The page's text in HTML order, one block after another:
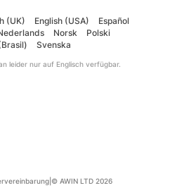
(UK) English (USA)
Español
Norsk
Polski
Svenska
leider nur auf Englisch verfügbar.
© AWIN LTD 2026